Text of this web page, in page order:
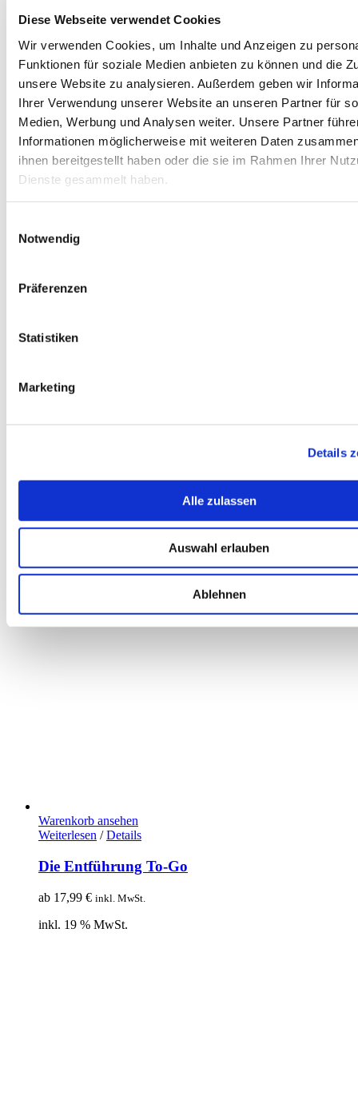
Diese Webseite verwendet Cookies
Wir verwenden Cookies, um Inhalte und Anzeigen zu
Funktionen für soziale Medien anbieten zu können und die
unsere Website zu analysieren. Außerdem geben wir
Ihrer Verwendung unserer Website an unseren Partner für
Medien, Werbung und Analysen weiter. Unsere Partner
Informationen möglicherweise mit weiteren Daten
ihnen bereitgestellt haben oder die sie im Rahmen Ihrer
Dienste gesammelt haben.
Notwendig
Präferenzen
Statistiken
Marketing
Details
Alle zulassen
Auswahl erlauben
Ablehnen
Warenkorb ansehen
Das Vermächtnis des Grafen To-Go
inkl. 19 % MwSt.
Warenkorb ansehen
Weiterlesen / Details
Die Entführung To-Go
ab 17,99 € inkl. MwSt.
inkl. 19 % MwSt.